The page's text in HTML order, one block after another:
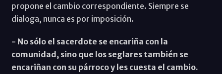
propone el cambio correspondiente. Siempre se
dialoga, nunca es por imposición.
- No sólo el sacerdote se encariña con la
comunidad, sino que los seglares también se
encariñan con su párroco y les cuesta el cambio.